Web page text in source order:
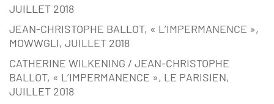
JUILLET 2018
JEAN-CHRISTOPHE BALLOT, « L’IMPERMANENCE »,
MOWWGLI, JUILLET 2018
CATHERINE WILKENING / JEAN-CHRISTOPHE
BALLOT, « L’IMPERMANENCE », LE PARISIEN,
JUILLET 2018